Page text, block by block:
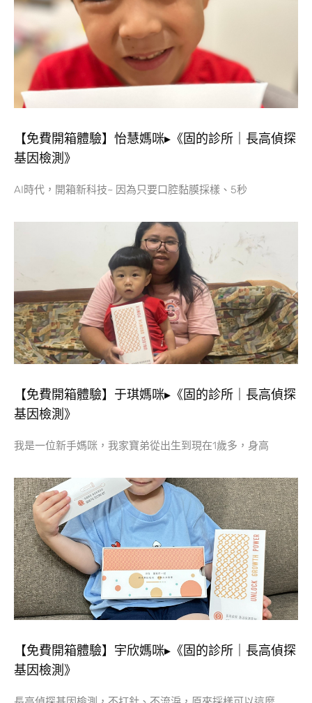
【免費開箱體驗】怡慧媽咪▸《固的診所｜長高偵探
基因檢測》
AI時代，開箱新科技~ 因為只要口腔黏膜採樣、5秒
【免費開箱體驗】于琪媽咪▸《固的診所｜長高偵探
基因檢測》
我是一位新手媽咪，我家寶弟從出生到現在1歲多，身高
【免費開箱體驗】宇欣媽咪▸《固的診所｜長高偵探
基因檢測》